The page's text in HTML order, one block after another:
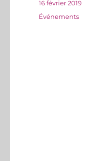
Publié
le
16 février 2019
Catégories
Événements